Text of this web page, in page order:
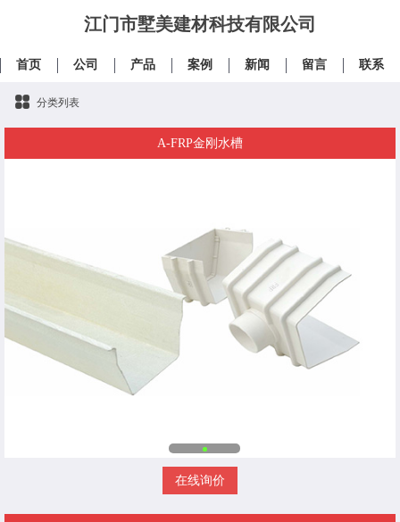
江门市墅美建材科技有限公司
首页 公司 产品 案例 新闻 留言 联系
分类列表
A-FRP金刚水槽
在线询价